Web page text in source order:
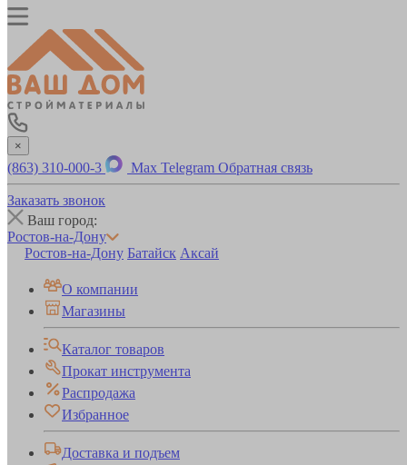
×
(863) 310-000-3 Max Telegram Обратная связь
Заказать звонок
Ваш город:
Ростов-на-Дону
Ростов-на-Дону Батайск Аксай
О компании
Магазины
Каталог товаров
Прокат инструмента
Распродажа
Избранное
Доставка и подъем